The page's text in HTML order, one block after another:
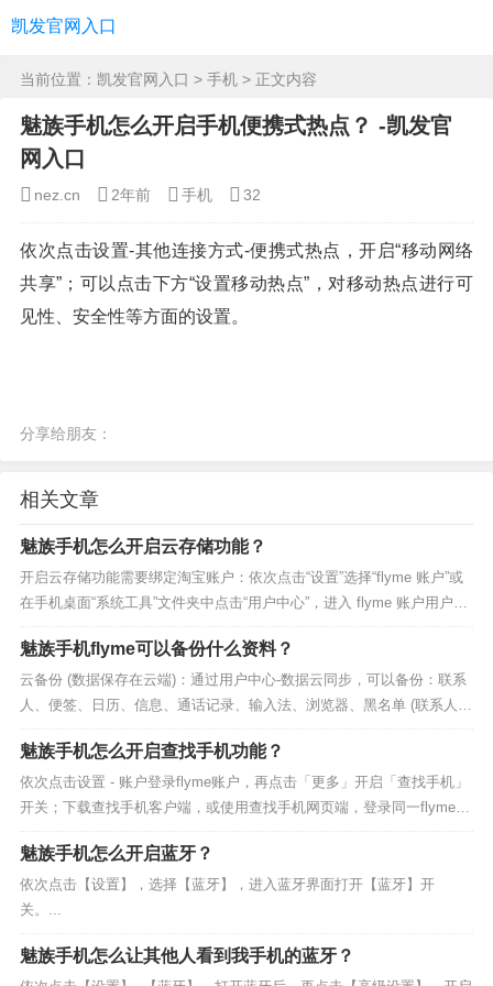
凯发官网入口
当前位置： 凯发官网入口 > 手机 > 正文内容
魅族手机怎么开启手机便携式热点？ -凯发官
网入口
nez.cn 2年前 手机 32
依次点击设置-其他连接方式-便携式热点，开启“移动网络
共享”；可以点击下方“设置移动热点”，对移动热点进行可
见性、安全性等方面的设置。
分享给朋友：
相关文章
魅族手机怎么开启云存储功能？
开启云存储功能需要绑定淘宝账户：依次点击“设置”选择“flyme 账户”或
在手机桌面“系统工具”文件夹中点击“用户中心”，进入 flyme 账户用户中
心界面，选择“云存储”，在提示与淘宝账户绑定界面点...
魅族手机flyme可以备份什么资料？
云备份 (数据保存在云端)：通过用户中心-数据云同步，可以备份：联系
人、便签、日历、信息、通话记录、输入法、浏览器、黑名单 (联系人、
短信、邮件黑名单)、其他 (wlan、vpn、邮箱账户)；本地备份...
魅族手机怎么开启查找手机功能？
依次点击设置 - 账户登录flyme账户，再点击「更多」开启「查找手机」
开关；下载查找手机客户端，或使用查找手机网页端，登录同一flyme账
户后即可对您的魅族手机，远程进行相关操作...
魅族手机怎么开启蓝牙？
依次点击【设置】，选择【蓝牙】，进入蓝牙界面打开【蓝牙】开
关。...
魅族手机怎么让其他人看到我手机的蓝牙？